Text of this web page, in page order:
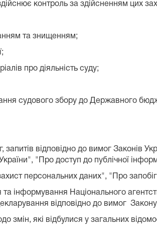
контроль за здійсненням цих
та знищенням;
про діяльність суду;
судового збору до Державного
відповідно до вимог Законів
"Про доступ до публічної
персональних даних", "Про
інформування Національного
відповідно до вимог
змін, які відбулися у загальних